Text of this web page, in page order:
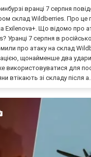
вранці 7 серпня
склад Wildberries. Про
Exilenova+. Що відомо про
Уранці 7 серпня в
про атаку на склад
щонайменше два
використовуватися для
втікають зі складу після